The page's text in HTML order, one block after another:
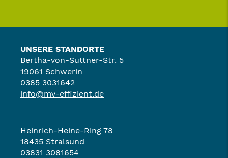
UNSERE STANDORTE
Bertha-von-Suttner-Str. 5
19061 Schwerin
0385 3031642
info@mv-effizient.de
Heinrich-Heine-Ring 78
18435 Stralsund
03831 3081654